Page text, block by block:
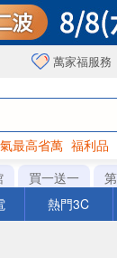
萬家福服務
最高省萬 福利品
買一送一
熱門3C